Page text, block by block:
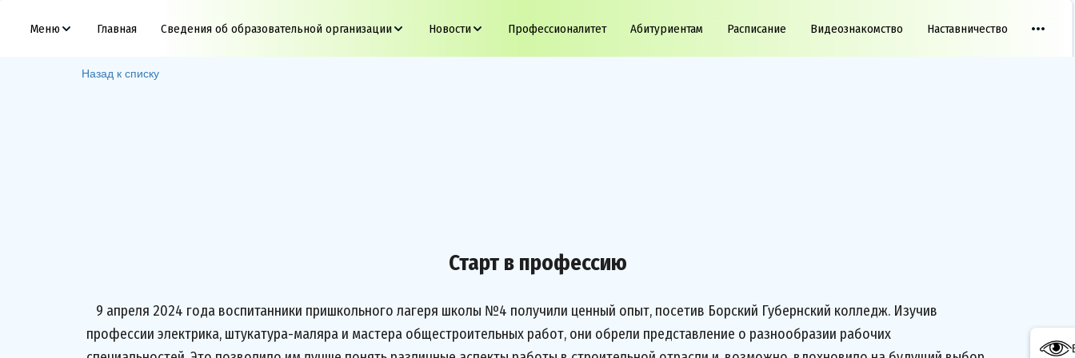
Меню Главная Сведения об образовательной организации Новости Профессионалитет Абитуриентам Расписание Видеознакомство Наставничество
Назад к списку
Старт в профессию
9 апреля 2024 года воспитанники пришкольного лагеря школы №4 получили ценный опыт, посетив Борский Губернский колледж. Изучив
профессии электрика, штукатура-маляра и мастера общестроительных работ, они обрели представление о разнообразии рабочих